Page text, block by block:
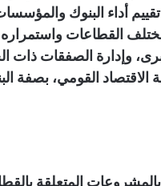
أداء البنوك والمؤسسات
القطاعات
وإدارة الصفقات ذات
الاقتصاد القومي،
بالمشروعات المتعلقة